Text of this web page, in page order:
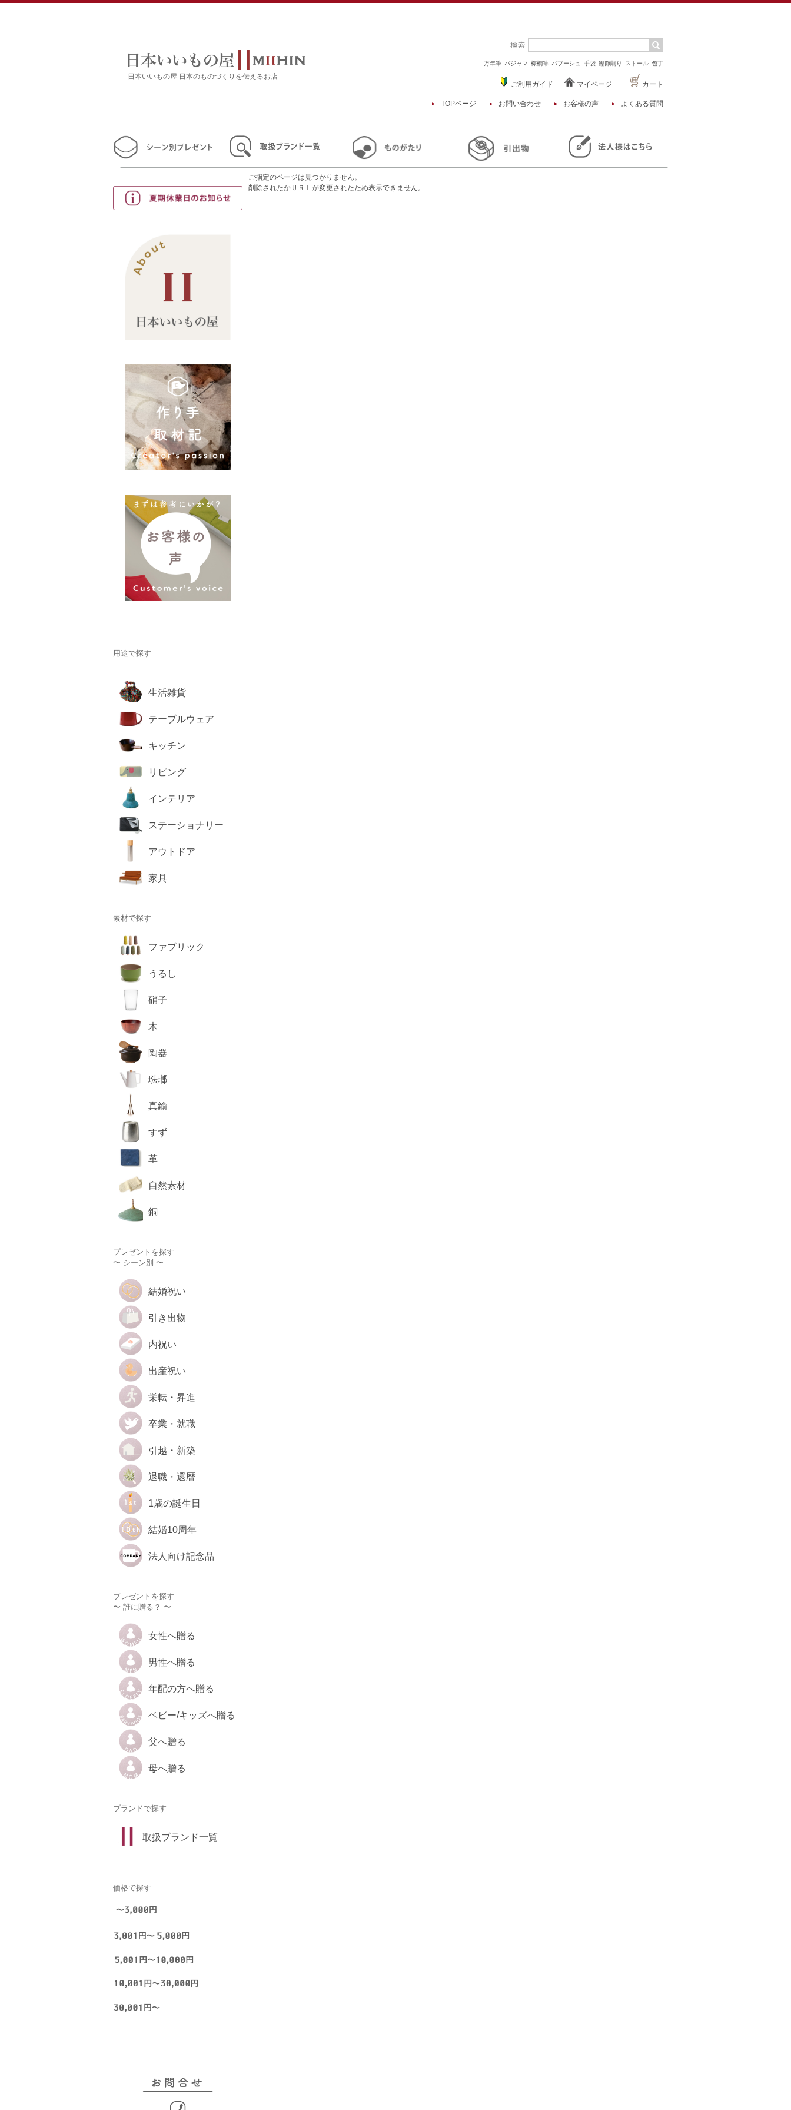
日本いいもの屋 日本のものづくりを伝えるお店
万年筆 パジャマ 棕櫚箒 バブーシュ 手袋 鰹節削り ストール 包丁
ご利用ガイド マイページ カート
TOPページ お問い合わせ お客様の声 よくある質問
ご指定のページは見つかりません。
削除されたかＵＲＬが変更されたため表示できません。
用途で探す
生活雑貨
テーブルウェア
キッチン
リビング
インテリア
ステーショナリー
アウトドア
家具
素材で探す
ファブリック
うるし
硝子
木
陶器
琺瑯
真鍮
すず
革
自然素材
銅
プレゼントを探す
〜 シーン別 〜
結婚祝い
引き出物
内祝い
出産祝い
栄転・昇進
卒業・就職
引越・新築
退職・還暦
1歳の誕生日
結婚10周年
法人向け記念品
プレゼントを探す
〜 誰に贈る？ 〜
女性へ贈る
男性へ贈る
年配の方へ贈る
ベビー/キッズへ贈る
父へ贈る
母へ贈る
ブランドで探す
取扱ブランド一覧
価格で探す